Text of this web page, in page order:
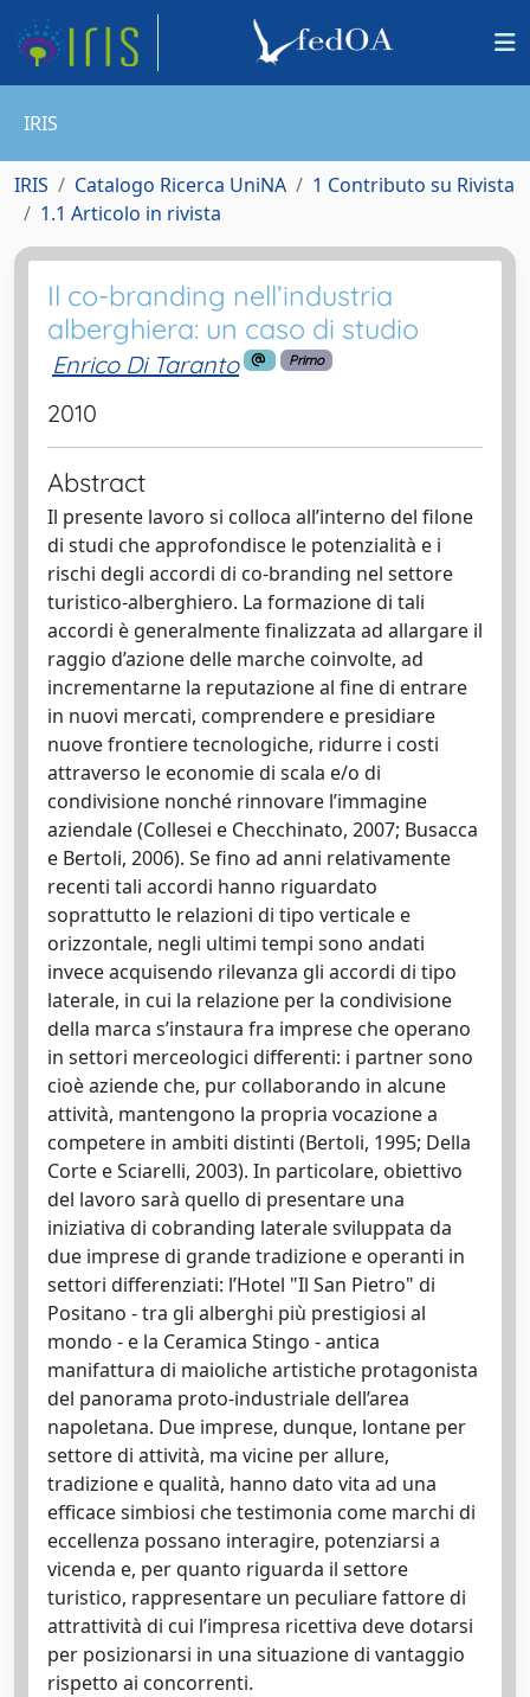
IRIS
IRIS Catalogo Ricerca UniNA
1 Contributo su Rivista
1.1 Articolo in rivista
Il co-branding nell’industria
alberghiera: un caso di studio
Enrico Di Taranto Primo
2010
Abstract
Il presente lavoro si colloca all’interno del filone
di studi che approfondisce le potenzialità e i
rischi degli accordi di co-branding nel settore
turistico-alberghiero. La formazione di tali
accordi è generalmente finalizzata ad allargare il
raggio d’azione delle marche coinvolte, ad
incrementarne la reputazione al fine di entrare
in nuovi mercati, comprendere e presidiare
nuove frontiere tecnologiche, ridurre i costi
attraverso le economie di scala e/o di
condivisione nonché rinnovare l’immagine
aziendale (Collesei e Checchinato, 2007; Busacca
e Bertoli, 2006). Se fino ad anni relativamente
recenti tali accordi hanno riguardato
soprattutto le relazioni di tipo verticale e
orizzontale, negli ultimi tempi sono andati
invece acquisendo rilevanza gli accordi di tipo
laterale, in cui la relazione per la condivisione
della marca s’instaura fra imprese che operano
in settori merceologici differenti: i partner sono
cioè aziende che, pur collaborando in alcune
attività, mantengono la propria vocazione a
competere in ambiti distinti (Bertoli, 1995; Della
Corte e Sciarelli, 2003). In particolare, obiettivo
del lavoro sarà quello di presentare una
iniziativa di cobranding laterale sviluppata da
due imprese di grande tradizione e operanti in
settori differenziati: l’Hotel "Il San Pietro" di
Positano - tra gli alberghi più prestigiosi al
mondo - e la Ceramica Stingo - antica
manifattura di maioliche artistiche protagonista
del panorama proto-industriale dell’area
napoletana. Due imprese, dunque, lontane per
settore di attività, ma vicine per allure,
tradizione e qualità, hanno dato vita ad una
efficace simbiosi che testimonia come marchi di
eccellenza possano interagire, potenziarsi a
vicenda e, per quanto riguarda il settore
turistico, rappresentare un peculiare fattore di
attrattività di cui l’impresa ricettiva deve dotarsi
per posizionarsi in una situazione di vantaggio
rispetto ai concorrenti.